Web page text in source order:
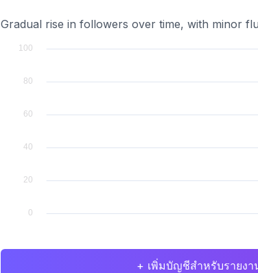
Gradual rise in followers over time, with minor
+ เพิ่มบัญชีสำหรับรายงา